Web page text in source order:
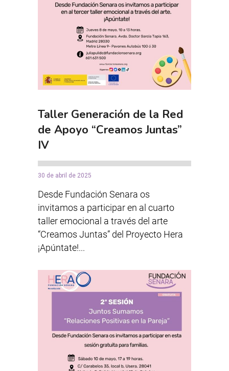
Taller Generación de la Red
de Apoyo “Creamos Juntas”
IV
30 de abril de 2025
Desde Fundación Senara os
invitamos a participar en al cuarto
taller emocional a través del arte
“Creamos Juntas” del Proyecto Hera
¡Apúntate!...